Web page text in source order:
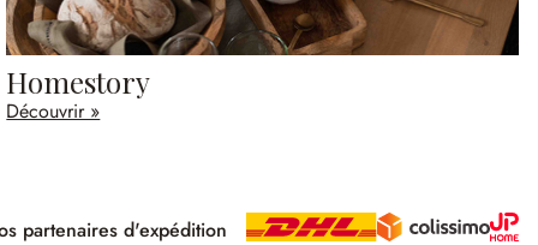
Homestory
Découvrir »
partenaires d'expédition